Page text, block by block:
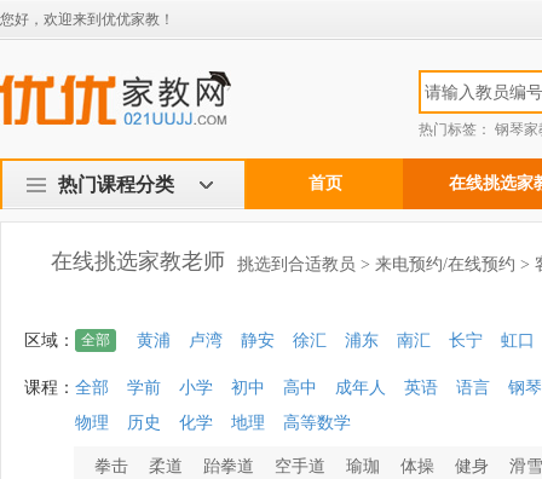
您好，欢迎来到优优家教！
热门标签： 钢琴家
热门课程分类 首页 在线挑选家
在线挑选家教老师 挑选到合适教员 > 来电预约/在线预约 >
区域： 全部 黄浦 卢湾 静安 徐汇 浦东 南汇 长宁 虹口
课程： 全部 学前 小学 初中 高中 成年人 英语 语言
钢琴
物理
历史 化学 地理 高等数学
拳击 柔道 跆拳道 空手道 瑜珈 体操 健身 滑雪